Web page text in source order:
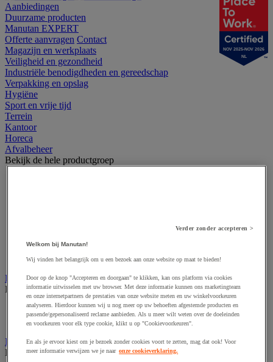
Aanbiedingen
Duurzame producten
Manutan EXPERT
Offerte aanvragen Contact
Magazijn en werkplaats
Veiligheid en gezondheid
Industriële benodigdheden en gereedschap
Verpakking en opslag
Hygiëne
Sport en vrije tijd
Terrein
Kantoor
Horeca
Afvalbeheer
Bekijk de hele productgroep
Overslag container
Sorteerbak en buitencontainer
Handdoeken en handdoekdispenser
Bekijk de hele productgroep
Handdoek gevouwen en rollen
Handdoekdispenser en toebehoren
Industrieel reinigen
Bekijk de hele productgroep
NOV 2025-NOV 2026
NL
Verder zonder accepteren >
Welkom bij Manutan!
Wij vinden het belangrijk om u een bezoek aan onze website op maat te bieden!
Door op de knop "Accepteren en doorgaan" te klikken, kan ons platform via cookies
informatie uitwisselen met uw browser. Met deze informatie kunnen ons marketingteam
en onze internetpartners de prestaties van onze website meten en uw winkelvoorkeuren
analyseren. Hierdoor kunnen wij u nog meer op uw behoeften afgestemde producten en
passende/gepersonaliseerd reclame aanbieden. Als u meer wilt weten over de doeleinden
en voorkeuren voor elk type cookie, klikt u op "Cookievoorkeuren".
En als je ervoor kiest om je bezoek zonder cookies voort te zetten, mag dat ook! Voor
meer informatie verwijzen we je naar onze cookieverklaring.